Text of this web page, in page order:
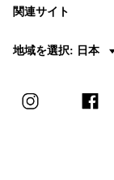
関連サイト
地域を選択: 日本